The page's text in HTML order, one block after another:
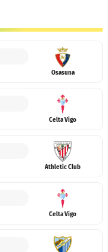
Osasuna
Celta Vigo
Athletic Club
Celta Vigo